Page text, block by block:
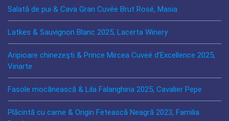
Salată de pui & Cava Gran Cuvée Brut Rosé, Masia
Latkes & Sauvignon Blanc 2025, Lacerta Winery
Aripioare chinezeşti & Prince Mircea Cuveé d’Excellence 2025,
Vinarte
Fasole mocănească & Lila Falanghina 2025, Cavalier Pepe
Plăcintă cu carne & Origin Fetească Neagră 2023, Familia